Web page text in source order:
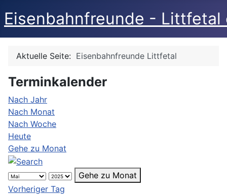
Eisenbahnfreunde - Littfetal
Aktuelle Seite: Eisenbahnfreunde Littfetal
Terminkalender
Nach Jahr
Nach Monat
Nach Woche
Heute
Gehe zu Monat
Gehe zu Monat
Vorheriger Tag